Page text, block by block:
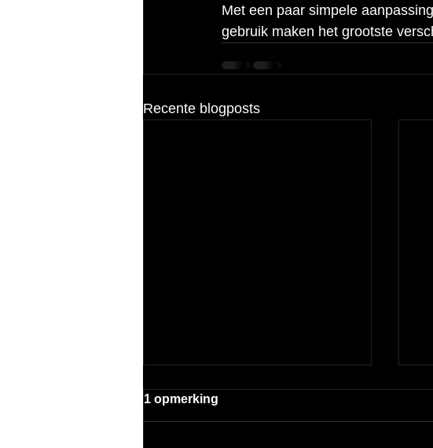
Met een paar simpele
gebruik maken het grootste
Recente blogposts
3 Ways to Make Your
Scooter Life Way Easier
1 opmerking